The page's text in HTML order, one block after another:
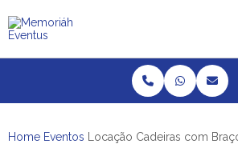
Home Eventos Locação Cadeiras com